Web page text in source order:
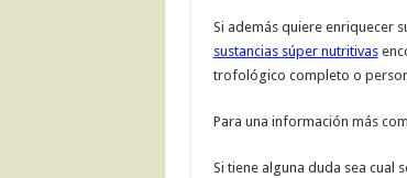
Si además quiere enriquecer
sustancias súper nutritivas
trofológico completo o
Para una información más
Si tiene alguna duda sea cual